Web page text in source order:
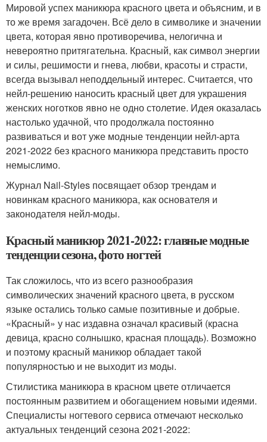
Мировой успех маникюра красного цвета и объясним, и в
то же время загадочен. Всё дело в символике и значении
цвета, которая явно противоречива, нелогична и
невероятно притягательна. Красный, как символ энергии
и силы, решимости и гнева, любви, красоты и страсти,
всегда вызывал неподдельный интерес. Считается, что
нейл-решению наносить красный цвет для украшения
женских ноготков явно не одно столетие. Идея оказалась
настолько удачной, что продолжала постоянно
развиваться и вот уже модные тенденции нейл-арта
2021-2022 без красного маникюра представить просто
немыслимо.
Журнал Nail-Styles посвящает обзор трендам и
новинкам красного маникюра, как основателя и
законодателя нейл-моды.
Красный маникюр 2021-2022: главные модные
тенденции сезона, фото ногтей
Так сложилось, что из всего разнообразия
символических значений красного цвета, в русском
языке остались только самые позитивные и добрые.
«Красный» у нас издавна означал красивый (красна
девица, красно солнышко, красная площадь). Возможно
и поэтому красный маникюр обладает такой
популярностью и не выходит из моды.
Стилистика маникюра в красном цвете отличается
постоянным развитием и обогащением новыми идеями.
Специалисты ногтевого сервиса отмечают несколько
актуальных тенденций сезона 2021-2022: